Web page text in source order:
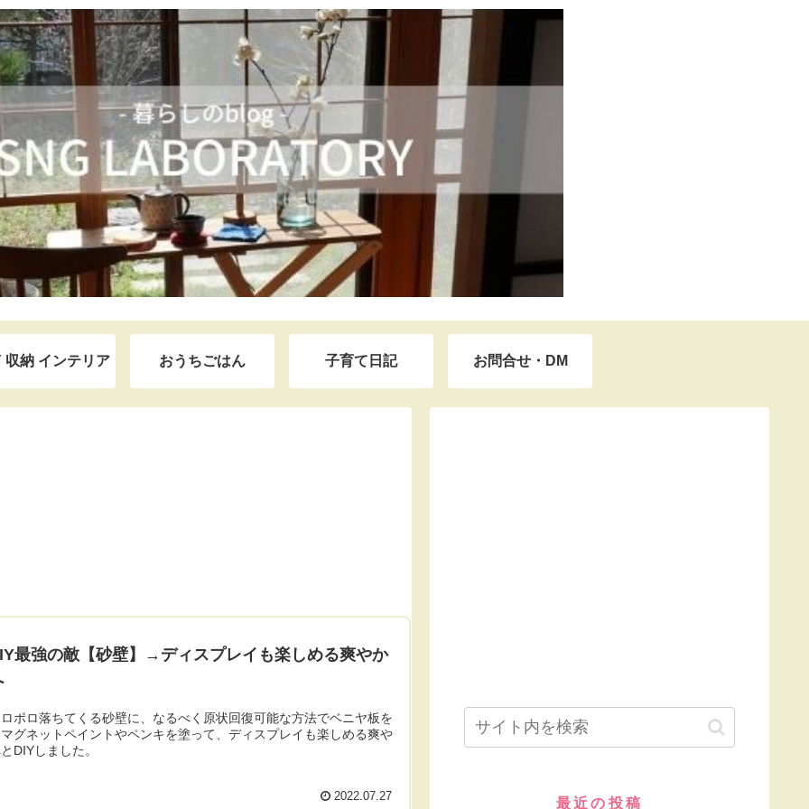
収納 インテリア おうちごはん 子育て日記 お問合せ・DM
最強の敵【砂壁】→ディスプレイも楽しめる爽やか
ポロ落ちてくる砂壁に、なるべく原状回復可能な方法でベニヤ板を
グネットペイントやペンキを塗って、ディスプレイも楽しめる爽や
DIYしました。
2022.07.27 最近の投稿